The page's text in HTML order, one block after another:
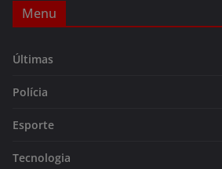
Menu
Últimas
Polícia
Esporte
Tecnologia